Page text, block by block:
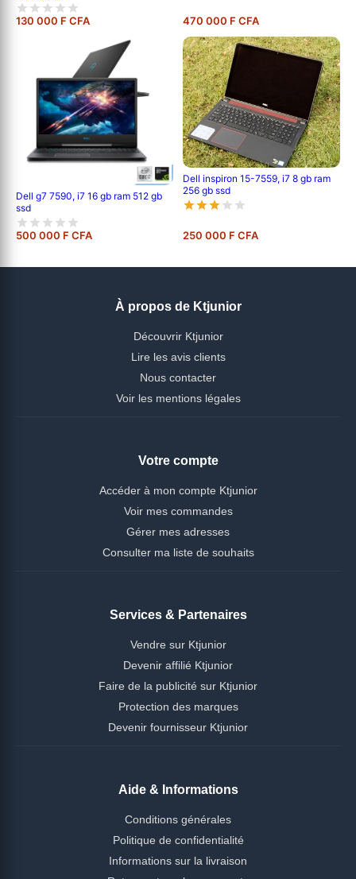
130 000 F CFA 470 000 F CFA
Dell g7 7590, i7 16 gb ram 512 gb
ssd
500 000 F CFA
Dell inspiron 15-7559, i7 8 gb ram
256 gb ssd
250 000 F CFA
À propos de Ktjunior
Découvrir Ktjunior
Lire les avis clients
Nous contacter
Voir les mentions légales
Votre compte
Accéder à mon compte Ktjunior
Voir mes commandes
Gérer mes adresses
Consulter ma liste de souhaits
Services & Partenaires
Vendre sur Ktjunior
Devenir affilié Ktjunior
Faire de la publicité sur Ktjunior
Protection des marques
Devenir fournisseur Ktjunior
Aide & Informations
Conditions générales
Politique de confidentialité
Informations sur la livraison